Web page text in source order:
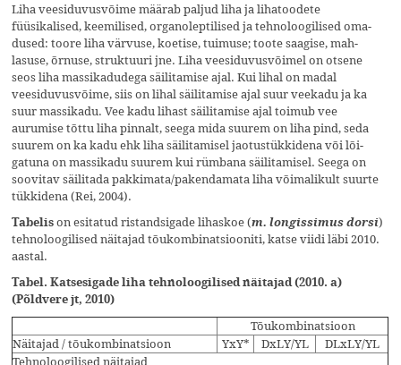
Liha veesiduvusvõime määrab paljud liha ja lihatoodete
füüsikalised, keemilised, organolep­ti­lised ja tehnoloogilised oma­
dused: toore liha värvuse, koetise, tuimuse; toote saagise, mah­
lasuse, õrnuse, struktuuri jne. Liha veesiduvusvõimel on otsene
seos liha massikadudega säilita­mise ajal. Kui lihal on madal
veesiduvusvõime, siis on lihal säilitamise ajal suur veekadu ja ka
suur massikadu. Vee kadu lihast säilitamise ajal toimub vee
aurumise tõttu liha pinnalt, seega mida suurem on liha pind, seda
suurem on ka kadu ehk liha säilitamisel jaotustükkidena või lõi­
gatuna on massikadu suurem kui rümbana säilitamisel. Seega on
soovitav säilitada pakki­ma­ta/pakendamata liha võimalikult suurte
tükkidena (Rei, 2004).
Tabelis on esitatud ristandsigade lihaskoe (m. longissimus dorsi)
tehnoloogilised näitajad tõukombinatsiooniti, katse viidi läbi 2010.
aastal.
Tabel. Katsesigade liha tehnoloogilised näitajad (2010. a)
(Põldvere jt, 2010)
Tõukombinatsioon
Näitajad / tõukombinatsioon
YxY* DxLY/YL
DLxLY/YL
Tehnoloogilised näitajad